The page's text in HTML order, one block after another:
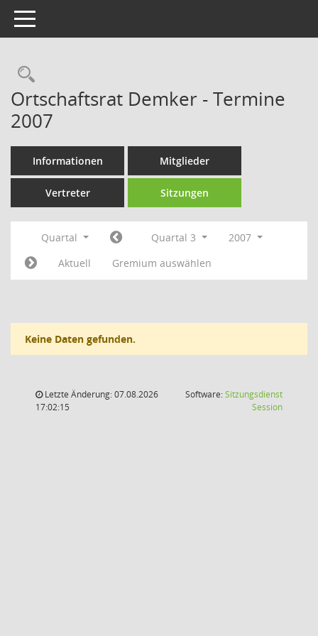
Toggle navigation
Rechercheauswahl
Ortschaftsrat Demker - Termine
2007
Informationen Mitglieder
Vertreter Sitzungen
Quartal Quartal 3
2007
Aktuell
Gremium auswählen
Keine Daten gefunden.
Letzte Änderung: 07.08.2026
17:02:15
Software:Sitzungsdienst
Session(Wird in